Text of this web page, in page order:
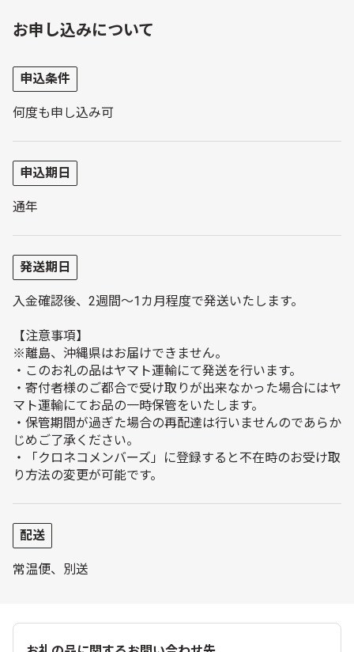
お申し込みについて
申込条件
何度も申し込み可
申込期日
通年
発送期日
入金確認後、2週間～1カ月程度で発送いたします。
【注意事項】
※離島、沖縄県はお届けできません。
・このお礼の品はヤマト運輸にて発送を行います。
・寄付者様のご都合で受け取りが出来なかった場合にはヤ
マト運輸にてお品の一時保管をいたします。
・保管期間が過ぎた場合の再配達は行いませんのであらか
じめご了承ください。
・「クロネコメンバーズ」に登録すると不在時のお受け取
り方法の変更が可能です。
配送
常温便、別送